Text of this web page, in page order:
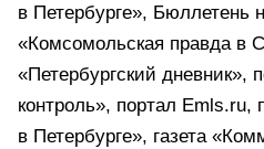
в Петербурге», Бюллетень
«Комсомольская правда в
«Петербургский дневник»,
контроль», портал Emls.ru,
в Петербурге», газета